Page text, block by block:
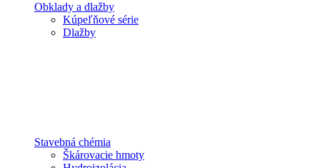
Obklady a dlažby
Kúpeľňové série
Dlažby
Stavebná chémia
Škárovacie hmoty